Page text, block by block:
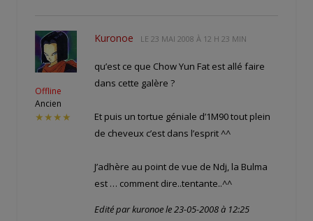
Offline
Ancien
★★★★
Kuronoe LE 23 MAI 2008 À 12 H 23 MIN
qu’est ce que Chow Yun Fat est allé faire
dans cette galère ?
Et puis un tortue géniale d’1M90 tout plein
de cheveux c’est dans l’esprit ^^
J’adhère au point de vue de Ndj, la Bulma
est … comment dire..tentante..^^
Edité par kuronoe le 23-05-2008 à 12:25